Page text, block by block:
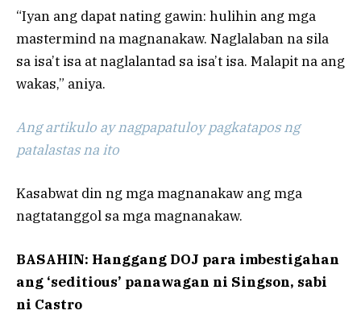
“Iyan ang dapat nating gawin: hulihin ang mga
mastermind na magnanakaw. Naglalaban na sila
sa isa’t isa at naglalantad sa isa’t isa. Malapit na ang
wakas,” aniya.
Ang artikulo ay nagpapatuloy pagkatapos ng
patalastas na ito
Kasabwat din ng mga magnanakaw ang mga
nagtatanggol sa mga magnanakaw.
BASAHIN: Hanggang DOJ para imbestigahan
ang ‘seditious’ panawagan ni Singson, sabi
ni Castro